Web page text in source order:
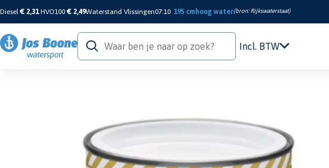
Diesel€ 2,31 HVO100 € 2,49Waterstand Vlissingen07:10 195 cm hoog water(bron:Rijkswaterstaat)
Incl. BTW